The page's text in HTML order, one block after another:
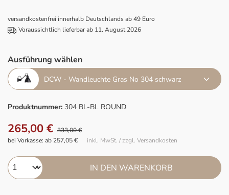
versandkostenfrei innerhalb Deutschlands ab 49 Euro
Voraussichtlich lieferbar ab 11. August 2026
Ausführung wählen
DCW - Wandleuchte Gras No 304 schwarz
Produktnummer: 304 BL-BL ROUND
265,00 € 333,00 €
inkl. MwSt. / zzgl. Versandkosten
bei Vorkasse: ab 257,05 €
IN DEN WARENKORB